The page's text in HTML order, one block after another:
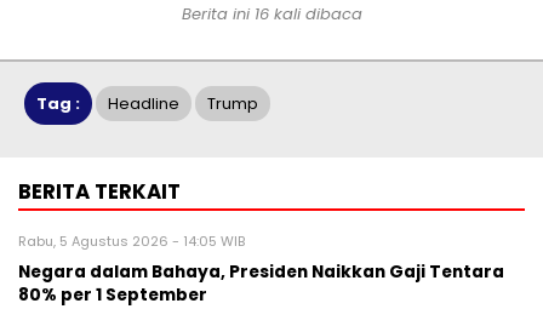
Berita ini 16 kali dibaca
Tag : Headline Trump
BERITA TERKAIT
Rabu, 5 Agustus 2026 - 14:05 WIB
Negara dalam Bahaya, Presiden Naikkan Gaji Tentara
80% per 1 September